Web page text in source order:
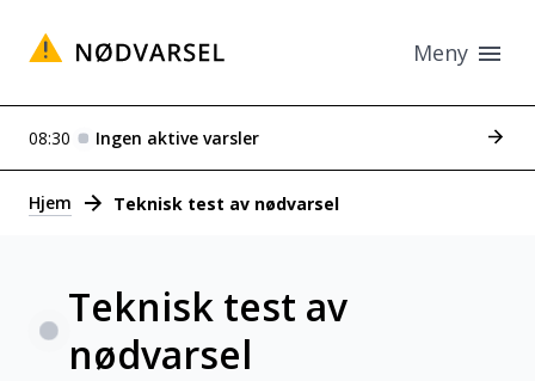
Meny
Varsler
08:30 Ingen aktive varsler Se
Hjem Teknisk test av nødvarsel
Teknisk test av
nødvarsel